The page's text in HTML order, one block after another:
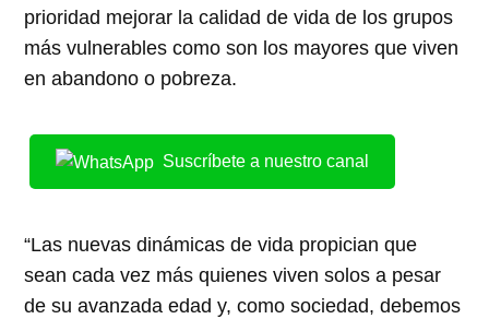
prioridad mejorar la calidad de vida de los grupos
más vulnerables como son los mayores que viven
en abandono o pobreza.
Suscríbete a nuestro canal
“Las nuevas dinámicas de vida propician que
sean cada vez más quienes viven solos a pesar
de su avanzada edad y, como sociedad, debemos